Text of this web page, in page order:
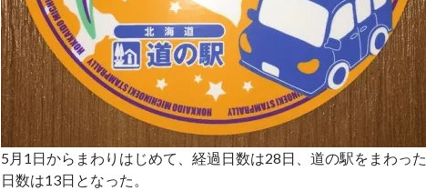
5月1日からまわりはじめて、経過日数は28日、道の駅をまわった
日数は13日となった。